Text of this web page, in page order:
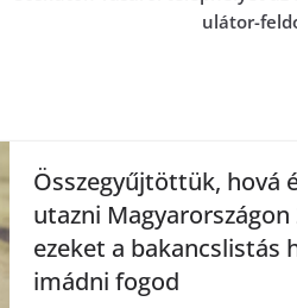
ulátor-
Összegyűjtöttük, hová
utazni Magyarországon
ezeket a bakancslistás
imádni fogod